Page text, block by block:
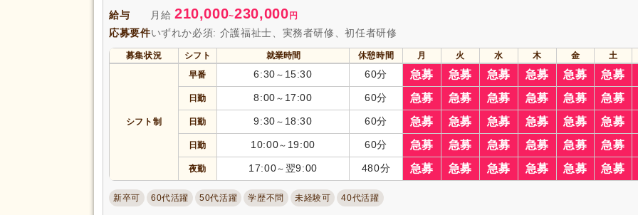
完全週休2日(900)
土日休み(240) 土日祝休み
日曜休み 年間休日110日以上 (425) 年間休日120日以上 (447)
産休あり (3,470) 育休あり (4,597) 介護休業 (2,325)
看護休暇 (1,799) 夏季休暇 (271) 冬季休暇 (80)
年末年始休暇 (369)
賞与あり (3,101) 社会保険完備(4,482) 研修制度あり(3,702)
セミナー参加費補助(213) 企業年金 (246) 昇給あり (4,070)
復職支援あり(1,057) 退職金あり
住宅手当(828) 資格取得支援あり
給与 月給 210,000~230,000円
応募要件いずれか必須: 介護福祉士、実務者研修、初任者研修
募集状況 シフト 就業時間 休憩時間 月 火 水 木 金 土
シフト制
早番 6:30 ～ 15:30 60分 急募 急募 急募 急募 急募 急募
日勤 8:00 ～ 17:00 60分 急募 急募 急募 急募 急募 急募
日勤 9:30 ～ 18:30 60分 急募 急募 急募 急募 急募 急募
日勤 10:00～ 19:00 60分 急募 急募 急募 急募 急募 急募
夜勤 17:00～ 翌9:00 480分 急募 急募 急募 急募 急募 急募
新卒可 60代活躍 50代活躍 学歴不問 未経験可 40代活躍